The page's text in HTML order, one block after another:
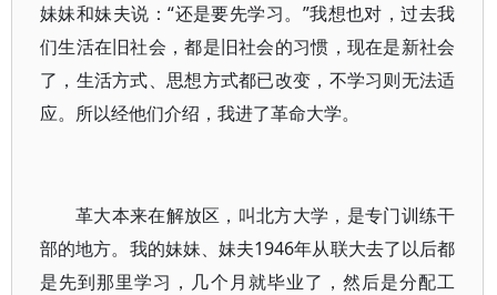
妹妹和妹夫说：“还是要先学习。”我想也对，过去我
们生活在旧社会，都是旧社会的习惯，现在是新社会
了，生活方式、思想方式都已改变，不学习则无法适
应。所以经他们介绍，我进了革命大学。
革大本来在解放区，叫北方大学，是专门训练干
部的地方。我的妹妹、妹夫1946年从联大去了以后都
是先到那里学习，几个月就毕业了，然后是分配工